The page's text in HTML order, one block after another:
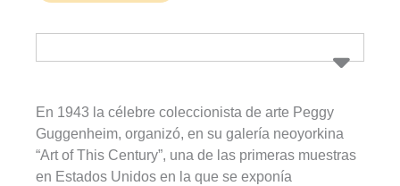
En 1943 la célebre coleccionista de arte Peggy
Guggenheim, organizó, en su galería neoyorkina
“Art of This Century”, una de las primeras muestras
en Estados Unidos en la que se exponía